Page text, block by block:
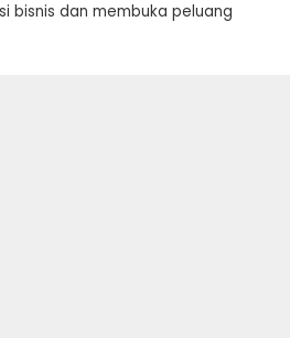
bisnis dan membuka peluang